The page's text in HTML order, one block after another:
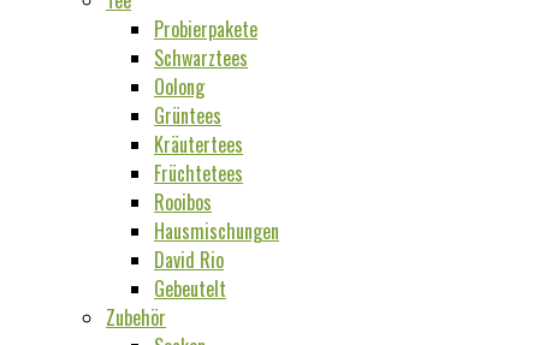
Probierpakete
Schwarztees
Oolong
Grüntees
Kräutertees
Früchtetees
Rooibos
Hausmischungen
David Rio
Gebeutelt
Zubehör